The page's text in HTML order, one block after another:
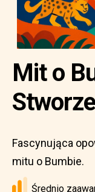
Mit o
Fascynująca
mitu o Bumbie.
Średnio